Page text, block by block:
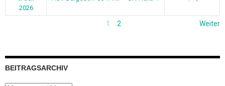
2026
1 2 Weiter
BEITRAGSARCHIV